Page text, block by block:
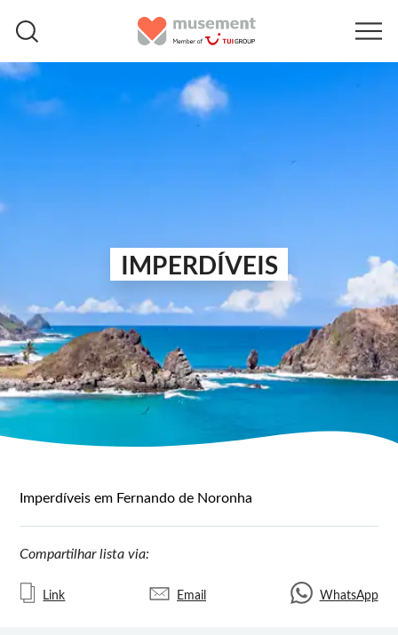
IMPERDÍVEIS
Imperdíveis em Fernando de Noronha
Compartilhar lista via:
Link Email WhatsApp